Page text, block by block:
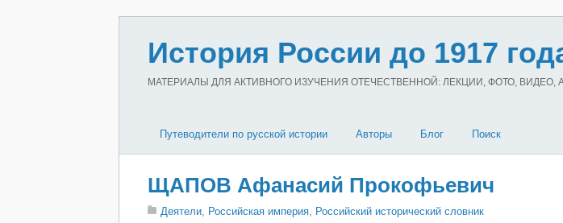
История России до 1917
МАТЕРИАЛЫ ДЛЯ АКТИВНОГО ИЗУЧЕНИЯ ОТЕЧЕСТВЕННОЙ: ЛЕКЦИИ, ФОТО, ВИДЕО,
Путеводители по русской истории Авторы Блог Поиск
ЩАПОВ Афанасий Прокофьевич
Деятели, Российская империя, Российский исторический словник